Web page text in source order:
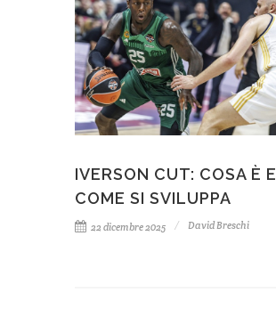
IVERSON CUT: COSA È E
COME SI SVILUPPA
22 dicembre 2025 David Breschi